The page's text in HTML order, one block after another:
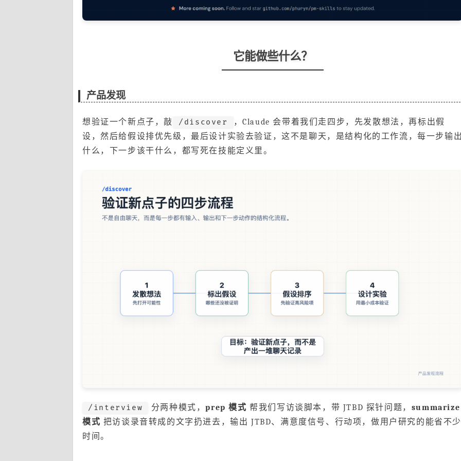
它能做些什么？
产品发现
想验证一个新点子，敲 /discover
，Claude 会带着我们走四步，先发散想法，再标出假
设，然后给假设排优先级，最后设计实验去验证，这不是聊天，是结构化的工作流，每一步输
什么，下一步该干什么，都写死在技能定义里。
/interview 分两种模式，prep 模式 帮我们写访谈脚本，带 JTBD 探针问题， summarize
模式 把访谈录音转成的文字扔进去，输出 JTBD、满意度信号、行动项，做用户研究的能省不
时间。